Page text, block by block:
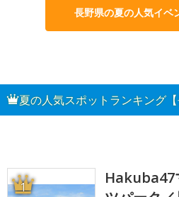
長野県の夏の人気イベ
夏の人気スポットランキング【
1
Hakuba47